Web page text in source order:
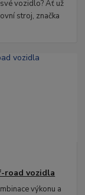
vozidlo? Ať už
stroj, značka
road vozidla
výkonu a